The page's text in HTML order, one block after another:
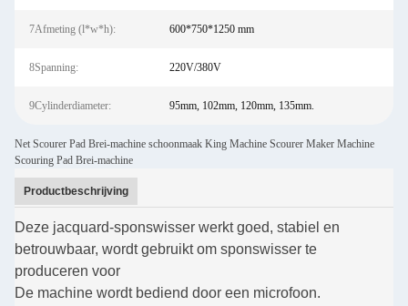
7Afmeting (l*w*h): 600*750*1250 mm
8Spanning: 220V/380V
9Cylinderdiameter: 95mm, 102mm, 120mm, 135mm.
Net Scourer Pad Brei-machine schoonmaak King Machine Scourer Maker Machine
Scouring Pad Brei-machine
Productbeschrijving
Deze jacquard-sponswisser werkt goed, stabiel en
betrouwbaar, wordt gebruikt om sponswisser te
produceren voor
De machine wordt bediend door een microfoon.